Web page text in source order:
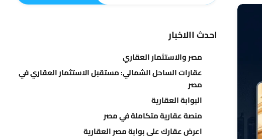
احدث االاخبار
مصر والاستثمار العقاري
عقارات الساحل الشمالي: مستقبل الاستثمار العقاري في
مصر
البوابة العقارية
منصة عقارية متكاملة في مصر
اعرض عقارك على بوابة مصر العقارية